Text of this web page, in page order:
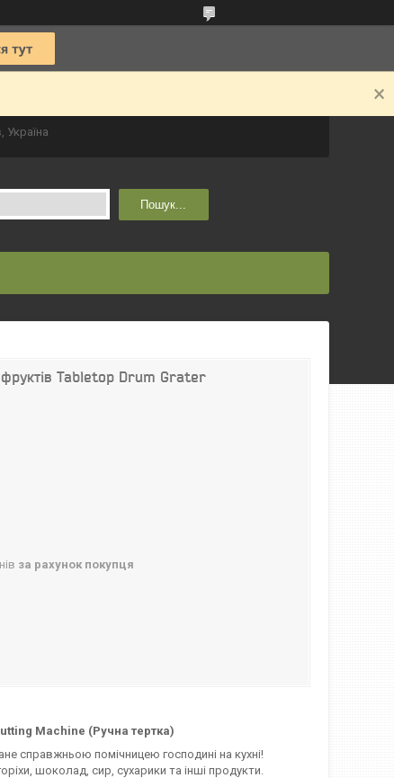
Україна
Пошук...
фруктів Tabletop Drum Grater
за рахунок покупця
Machine (Ручна тертка)
справжньою помічницею господині на кухні!
шоколад, сир, сухарики та інші продукти.